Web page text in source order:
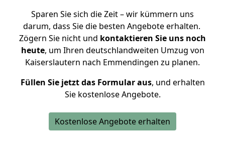
Sparen Sie sich die Zeit – wir kümmern uns
darum, dass Sie die besten Angebote erhalten.
Zögern Sie nicht und kontaktieren Sie uns noch
heute, um Ihren deutschlandweiten Umzug von
Kaiserslautern nach Emmendingen zu planen.
Füllen Sie jetzt das Formular aus, und erhalten
Sie kostenlose Angebote.
Kostenlose Angebote erhalten